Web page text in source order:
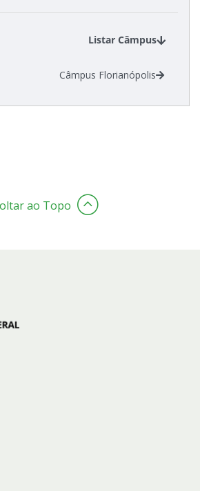
Listar Câmpus
Câmpus Florianópolis
ao Topo